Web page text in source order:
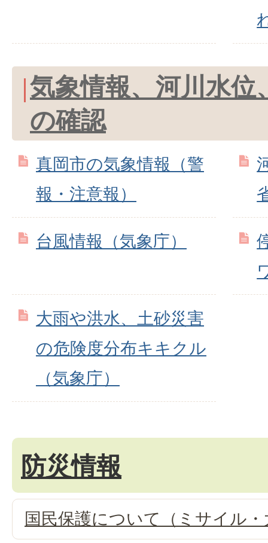
気象情報、河川水位
の確認
真岡市の気象情報（警
報・注意報）
台風情報（気象庁）
大雨や洪水、土砂災害
の危険度分布キキクル
（気象庁）
防災情報
国民保護について（ミサイル